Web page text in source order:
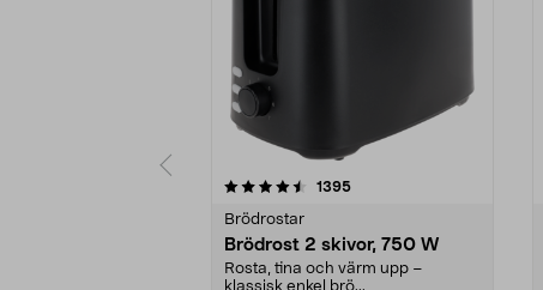
1395recensioner
Brödrostar
Brödrost 2 skivor, 750 W
Rosta, tina och värm upp –
klassisk enkel brö...
4.5 av 5 stjärnor